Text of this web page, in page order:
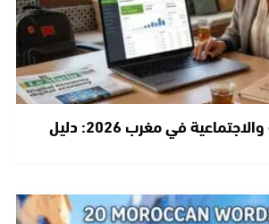
التحولات الرقمية والاجتماعية في مغرب 2026: دليل